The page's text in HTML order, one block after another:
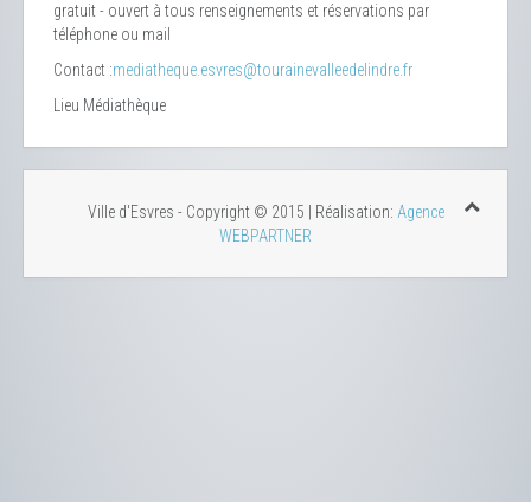
gratuit - ouvert à tous renseignements et réservations par
téléphone ou mail
Contact :mediatheque.esvres@tourainevalleedelindre.fr
Lieu Médiathèque
Ville d'Esvres - Copyright © 2015 | Réalisation: Agence
WEBPARTNER